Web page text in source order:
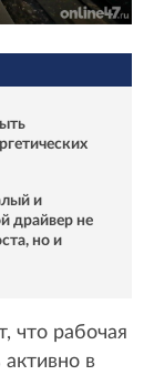
и
драйвер не
но и
что рабочая
активно в